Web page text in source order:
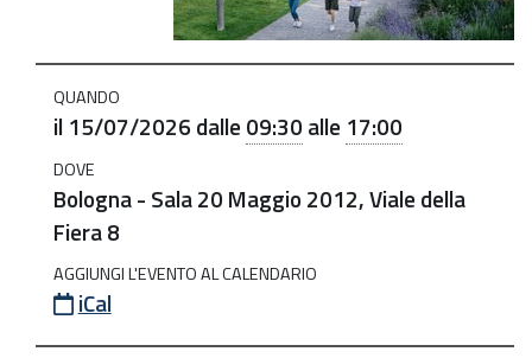
La
salute
centro
delle
città
2026-
07-
QUANDO
il 15/07/2026 dalle 09:30 alle 17:00
DOVE
Bologna - Sala 20 Maggio 2012, Viale della
Fiera 8
AGGIUNGI L'EVENTO AL CALENDARIO
iCal